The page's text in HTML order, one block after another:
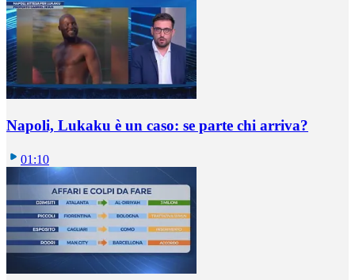
Napoli, Lukaku è un caso: se parte chi arriva?
01:10